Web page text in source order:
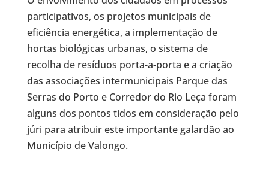
participativos, os projetos municipais de
eficiência energética, a implementação de
hortas biológicas urbanas, o sistema de
recolha de resíduos porta-a-porta e a criação
das associações intermunicipais Parque das
Serras do Porto e Corredor do Rio Leça foram
alguns dos pontos tidos em consideração pelo
júri para atribuir este importante galardão ao
Município de Valongo.